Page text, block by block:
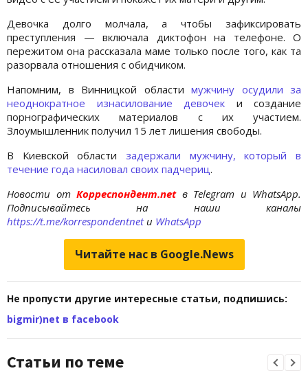
Девочка долго молчала, а чтобы зафиксировать
преступления — включала диктофон на телефоне. О
пережитом она рассказала маме только после того, как та
разорвала отношения с обидчиком.
Напомним, в Винницкой области мужчину осудили за
неоднократное изнасилование девочек и создание
порнографических материалов с их участием.
Злоумышленник получил 15 лет лишения свободы.
В Киевской области задержали мужчину, который в
течение года насиловал своих падчериц .
Новости отКорреспондент.net в Telegram и WhatsApp.
Подписывайтесь на наши каналы
https://t.me/korrespondentnetи WhatsApp
Читайте нас в Google.News
Не пропусти другие интересные статьи, подпишись:
bigmir)net в facebook
Статьи по теме